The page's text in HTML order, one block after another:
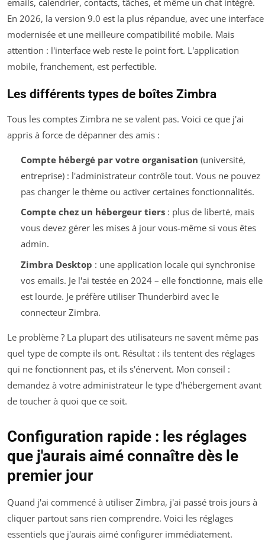
En 2026, la version 9.0 est la plus répandue, avec une interface
modernisée et une meilleure compatibilité mobile. Mais
attention : l'interface web reste le point fort. L'application
mobile, franchement, est perfectible.
Les différents types de boîtes Zimbra
Tous les comptes Zimbra ne se valent pas. Voici ce que j'ai
appris à force de dépanner des amis :
Compte hébergé par votre organisation (université,
entreprise) : l'administrateur contrôle tout. Vous ne pouvez
pas changer le thème ou activer certaines fonctionnalités.
Compte chez un hébergeur tiers: plus de liberté, mais
vous devez gérer les mises à jour vous-même si vous êtes
admin.
Zimbra Desktop : une application locale qui synchronise
vos emails. Je l'ai testée en 2024 – elle fonctionne, mais elle
est lourde. Je préfère utiliser Thunderbird avec le
connecteur Zimbra.
Le problème ? La plupart des utilisateurs ne savent même pas
quel type de compte ils ont. Résultat : ils tentent des réglages
qui ne fonctionnent pas, et ils s'énervent. Mon conseil :
demandez à votre administrateur le type d'hébergement avant
de toucher à quoi que ce soit.
Configuration rapide : les réglages
que j'aurais aimé connaître dès le
premier jour
Quand j'ai commencé à utiliser Zimbra, j'ai passé trois jours à
cliquer partout sans rien comprendre. Voici les réglages
essentiels que j'aurais aimé configurer immédiatement.